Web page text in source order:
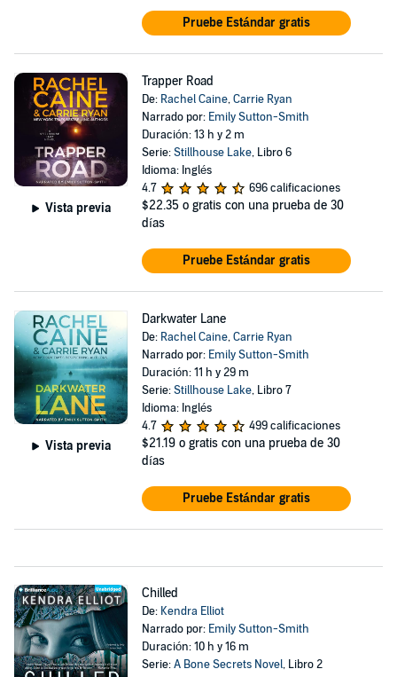
Pruebe Estándar gratis
Vista previa
Trapper Road
De: Rachel Caine,Carrie Ryan
Narrado por: Emily Sutton-Smith
Duración: 13 h y 2 m
Serie:Stillhouse Lake, Libro 6
Idioma: Inglés
4.7
696 calificaciones
$22.35 o gratis con una prueba de 30
días
Pruebe Estándar gratis
Vista previa
Darkwater Lane
De: Rachel Caine,Carrie Ryan
Narrado por: Emily Sutton-Smith
Duración: 11 h y 29 m
Serie:Stillhouse Lake, Libro 7
Idioma: Inglés
4.7
499 calificaciones
$21.19 o gratis con una prueba de 30
días
Pruebe Estándar gratis
Chilled
De: Kendra Elliot
Narrado por: Emily Sutton-Smith
Duración: 10 h y 16 m
Serie:A Bone Secrets Novel, Libro 2